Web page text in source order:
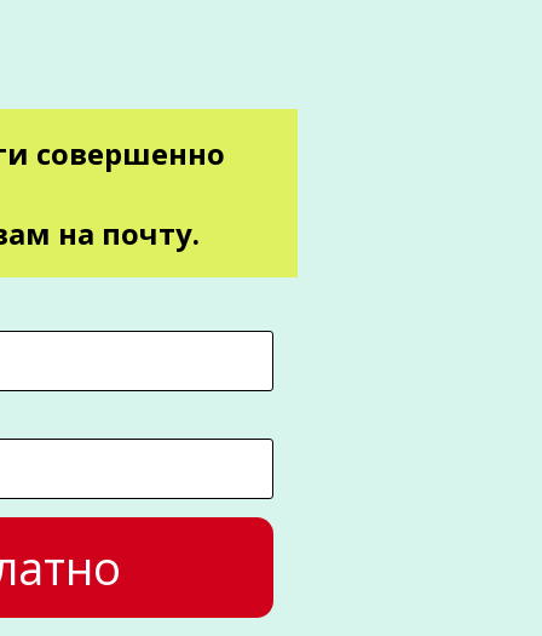
совершенно
на почту.